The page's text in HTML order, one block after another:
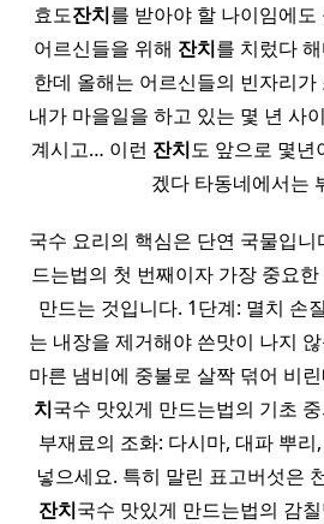
효도잔치를 받아야 할 나이임에
어르신들을 위해 잔치를 치렀다
한데 올해는 어르신들의 빈자리
내가 마을일을 하고 있는 몇 년 사
계시고… 이런 잔치도 앞으로 몇년
겠다 타동네에서는
국수 요리의 핵심은 단연 국물입니
드는법의 첫 번째이자 가장 중요
만드는 것입니다. 1단계: 멸치 손
는 내장을 제거해야 쓴맛이 나지
마른 냄비에 중불로 살짝 덖어 비
치국수 맛있게 만드는법의 기초
부재료의 조화: 다시마, 대파 뿌리
넣으세요. 특히 말린 표고버섯은
잔치국수 맛있게 만드는법의 감